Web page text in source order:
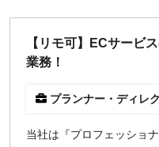
【リモ可】ECサービ
業務！
プランナー・ディレ
当社は『プロフェッショ